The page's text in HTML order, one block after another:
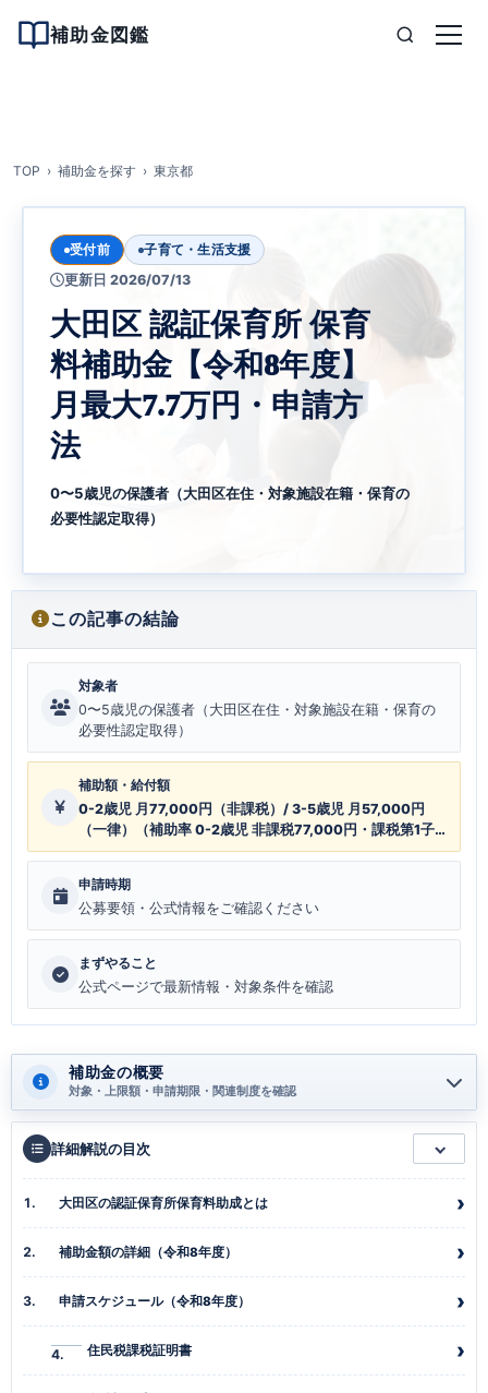
補助金図鑑
TOP 補助金を探す 東京都
受付前
子育て・生活支援
更新日 2026/07/13
大田区 認証保育所 保育
料補助金【令和8年度】
月最大7.7万円・申請方
法
0〜5歳児の保護者（大田区在住・対象施設在籍・保育の
必要性認定取得）
この記事の結論
対象者
0〜5歳児の保護者（大田区在住・対象施設在籍・保育の
必要性認定取得）
補助額・給付額
0-2歳児 月77,000円（非課税）/ 3-5歳児 月57,000円
（一律）（補助率 0-2歳児 非課税77,000円・課税第1子
5,000-40,000円・第2子以降77,000円/月 / 3-5歳児 一
申請時期
公募要領・公式情報をご確認ください
まずやること
公式ページで最新情報・対象条件を確認
補助金の概要
対象・上限額・申請期限・関連制度を確認
詳細解説の目次
大田区の認証保育所保育料助成とは
補助金額の詳細（令和8年度）
申請スケジュール（令和8年度）
住民税課税証明書